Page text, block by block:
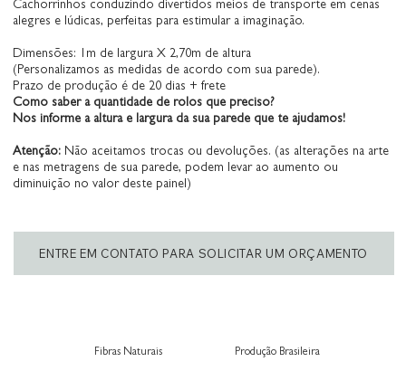
Cachorrinhos conduzindo divertidos meios de transporte em cenas
alegres e lúdicas, perfeitas para estimular a imaginação.
Dimensões: 1m de largura X 2,70m de altura
(Personalizamos as medidas de acordo com sua parede).
Prazo de produção é de 20 dias + frete
Como saber a quantidade de rolos que preciso?
Nos informe a altura e largura da sua parede que te ajudamos!
Atenção: Não aceitamos trocas ou devoluções. (as alterações na arte
e nas metragens de sua parede, podem levar ao aumento ou
diminuição no valor deste painel)
ENTRE EM CONTATO PARA SOLICITAR UM ORÇAMENTO
Fibras Naturais Produção Brasileira